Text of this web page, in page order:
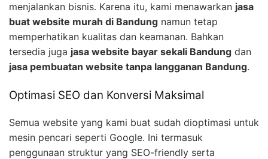
menjalankan bisnis. Karena itu, kami menawarkan jasa
buat website murah di Bandung namun tetap
memperhatikan kualitas dan keamanan. Bahkan
tersedia juga jasa website bayar sekali Bandung dan
jasa pembuatan website tanpa langganan Bandung.
Optimasi SEO dan Konversi Maksimal
Semua website yang kami buat sudah dioptimasi untuk
mesin pencari seperti Google. Ini termasuk
penggunaan struktur yang SEO-friendly serta